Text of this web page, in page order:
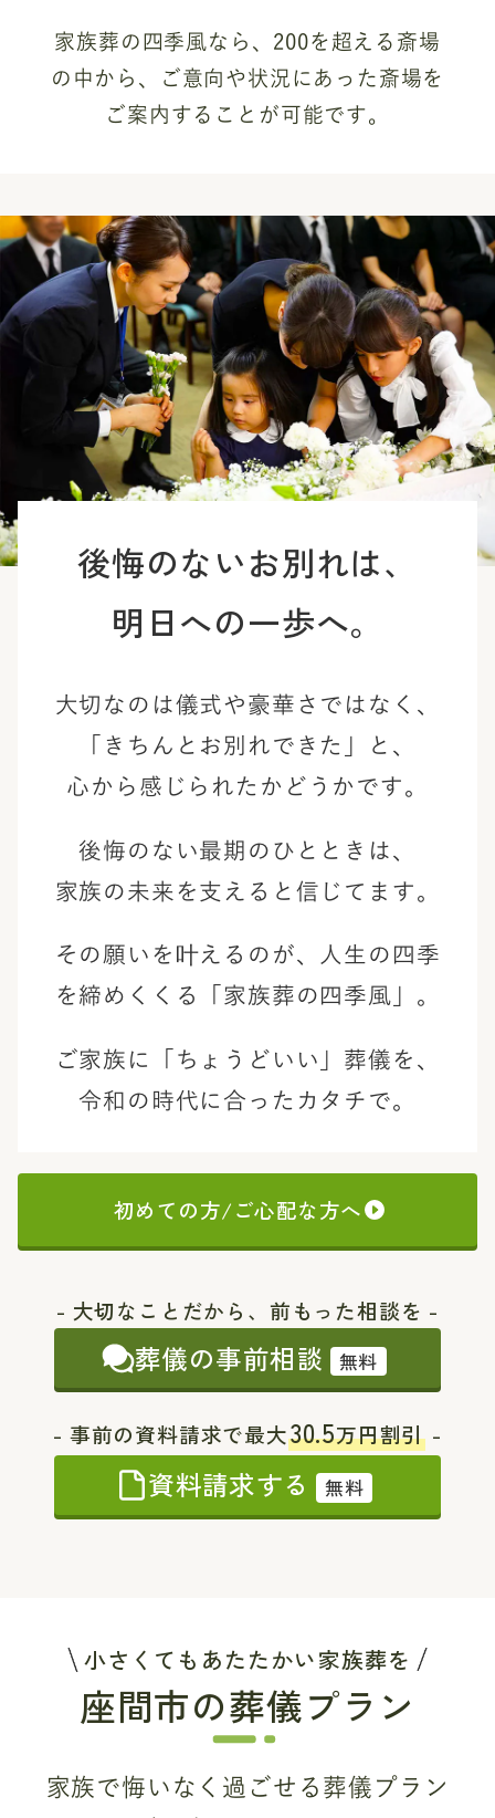
家族葬の四季風なら、200を超える斎場
の中から、
ご意向や状況にあった斎場を
ご案内することが可能です。
後悔のないお別れは、
明日への一歩へ。
大切なのは儀式や豪華さではなく、
「きちんとお別れできた」と、
心から感じられたかどうかです。
後悔のない最期のひとときは、
家族の未来を支えると信じてます。
その願いを叶えるのが、
人生の四季
を締めくくる「家族葬の四季風」。
ご家族に「ちょうどいい」葬儀を、
令和の時代に合ったカタチで。
初めての方/ご心配な方へ
- 大切なことだから、前もった相談を -
葬儀の事前相談 無料
- 事前の資料請求で最大30.5万円割引 -
資料請求する 無料
小さくてもあたたかい家族葬を
座間市の葬儀プラン
家族で悔いなく過ごせる葬儀プラン